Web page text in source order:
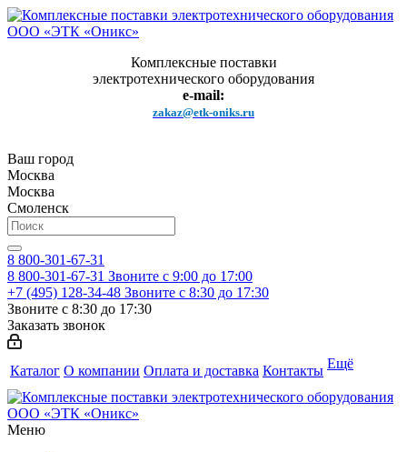
Комплексные поставки
электротехнического оборудования
e-mail:
zakaz@etk-oniks.ru
Ваш город
Москва
Москва
Смоленск
8 800-301-67-31
8 800-301-67-31 Звоните с 9:00 до 17:00
+7 (495) 128-34-48 Звоните с 8:30 до 17:30
Звоните с 8:30 до 17:30
Заказать звонок
Каталог О компании Оплата и доставка Контакты Ещё
Меню